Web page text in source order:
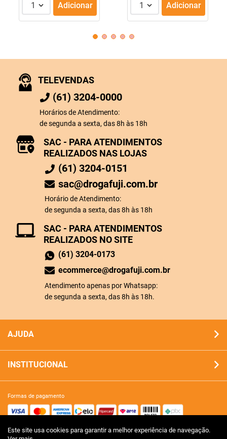
Este site usa cookies para garantir a melhor experiência de navegação.
1 Adicionar 1 Adicionar
TELEVENDAS
(61) 3204-0000
Horários de Atendimento:
de segunda a sexta, das 8h às 18h
SAC - PARA ATENDIMENTOS
REALIZADOS NO SITE
(61) 3204-0173
ecommerce@drogafuji.com.br
Atendimento apenas por Whatsapp:
de segunda a sexta, das 8h às 18h.
SAC - PARA ATENDIMENTOS
REALIZADOS NAS LOJAS
(61) 3204-0151
sac@drogafuji.com.br
Horário de Atendimento:
de segunda a sexta, das 8h às 18h
AJUDA
INSTITUCIONAL
formas de pagamento
site 100% seguro